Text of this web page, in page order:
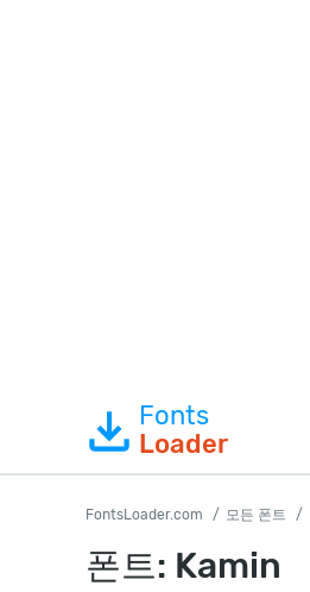
Fonts
Loader
FontsLoader.com 모든 폰트
폰트: Kamin